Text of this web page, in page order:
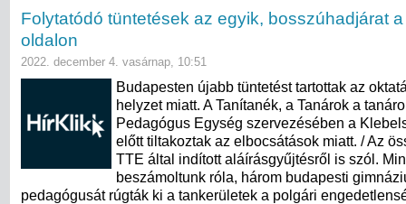
Folytatódó tüntetések az egyik, bosszúhadjárat
oldalon
2022. december 4. vasárnap, 10:51
Budapesten újabb tüntetést tartottak az
helyzet miatt. A Tanítanék, a Tanárok a
Pedagógus Egység szervezésében a
előtt tiltakoztak az elbocsátások miatt. / Az
TTE által indított aláírásgyűjtésről is szól.
beszámoltunk róla, három budapesti
pedagógusát rúgták ki a tankerületek a polgári